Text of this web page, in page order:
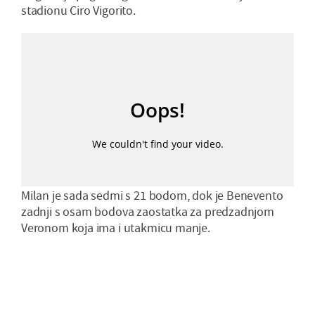
stadionu Ciro Vigorito.
Milan je sada sedmi s 21 bodom, dok je Benevento
zadnji s osam bodova zaostatka za predzadnjom
Veronom koja ima i utakmicu manje.